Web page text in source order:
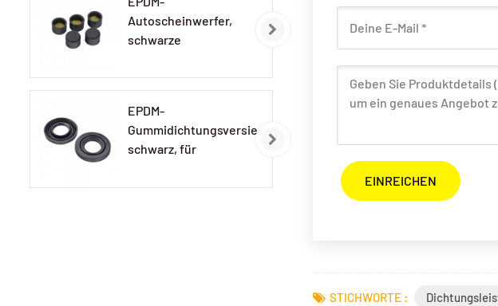
STICHWORTE :
Autoscheinwerfer,
schwarze
EPDM-
Gummidichtungsversiegelung,
schwarz, für